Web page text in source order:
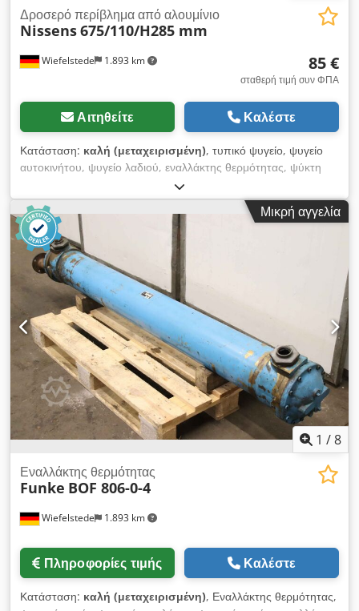
Wiefelstede 1.893 km
Δροσερό περίβλημα από αλουμίνιο
Nissens675/110/H285 mm
85 €
σταθερή τιμή συν ΦΠΑ
Αιτηθείτε Καλέστε
Κατάσταση: καλή (μεταχειρισμένη), τυπικό ψυγείο, ψυγείο
αυτοκινήτου, ψυγείο λαδιού, εναλλάκτης θερμότητας, ψύκτη
υδραυλικού λαδιού, ψυγείο κινητήρα, ψυγείο νερού, τυπικό
ψυγείο -Κατασκευαστής: Nissens, κρύο περίβλημα αλουμινίου
-Τύπος: δυστυχώς χωρίς ονομασία τύπου Dodpfxjmhmxuj
Abzock -Αριθμός: 2x διαθέσιμα ψυγεία -Τιμή: ανά τεμάχιο
-Διαστάσεις: 675/110/H285 mm / 700/110/H290 mm -Βάρος:
7,5 kg / 7,7 kg
Μικρή αγγελία
1 /8
Wiefelstede 1.893 km
Εναλλάκτης θερμότητας
Funke BOF 806-0-4
Πληροφορίες τιμής Καλέστε
Κατάσταση: καλή (μεταχειρισμένη), Εναλλάκτης θερμότητας,